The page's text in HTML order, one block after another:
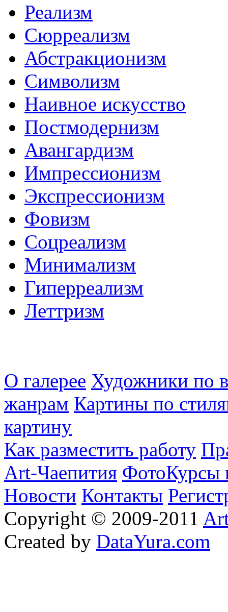
Реализм
Сюрреализм
Абстракционизм
Символизм
Наивное искусство
Постмодернизм
Авангардизм
Импрессионизм
Экспрессионизм
Фовизм
Соцреализм
Минимализм
Гиперреализм
Леттризм
О галерее Художники по
жанрам Картины по
картину
Как разместить работу
Art-Чаепития ФотоКурсы
Новости Контакты
Copyright © 2009-2011
Created by DataYura.com